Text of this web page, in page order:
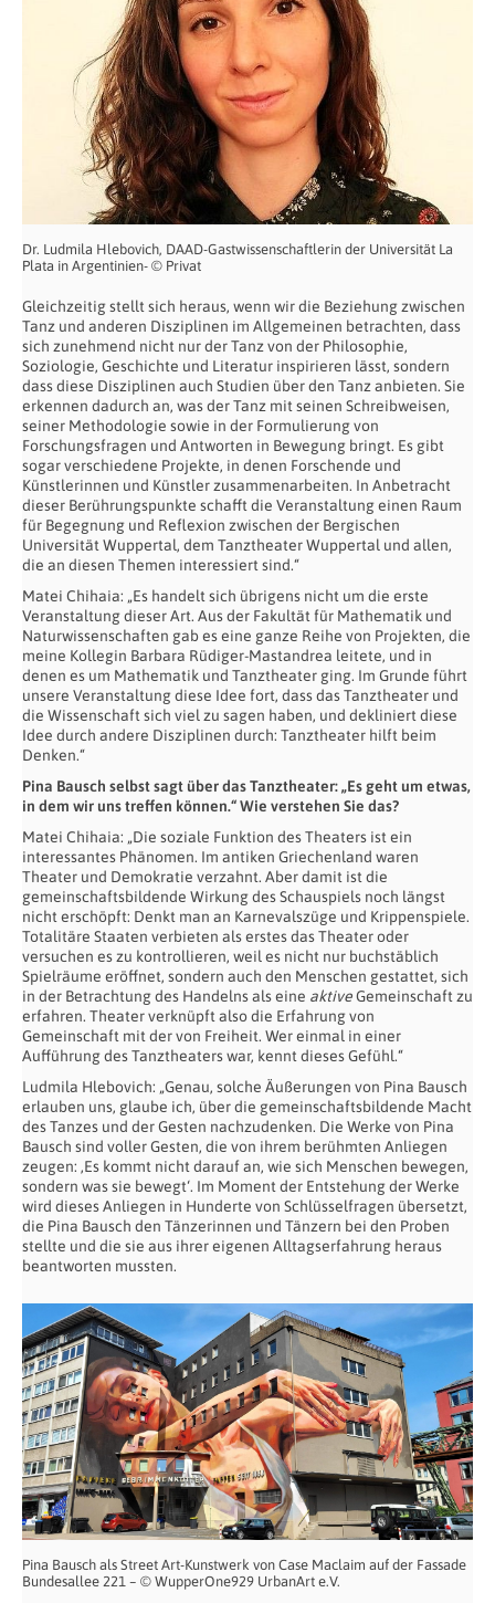
Dr. Ludmila Hlebovich, DAAD-Gastwissenschaftlerin der Universität La
Plata in Argentinien- © Privat
Gleichzeitig stellt sich heraus, wenn wir die Beziehung zwischen
Tanz und anderen Disziplinen im Allgemeinen betrachten, dass
sich zunehmend nicht nur der Tanz von der Philosophie,
Soziologie, Geschichte und Literatur inspirieren lässt, sondern
dass diese Disziplinen auch Studien über den Tanz anbieten. Sie
erkennen dadurch an, was der Tanz mit seinen Schreibweisen,
seiner Methodologie sowie in der Formulierung von
Forschungsfragen und Antworten in Bewegung bringt. Es gibt
sogar verschiedene Projekte, in denen Forschende und
Künstlerinnen und Künstler zusammenarbeiten. In Anbetracht
dieser Berührungspunkte schafft die Veranstaltung einen Raum
für Begegnung und Reflexion zwischen der Bergischen
Universität Wuppertal, dem Tanztheater Wuppertal und allen,
die an diesen Themen interessiert sind.“
Matei Chihaia: „Es handelt sich übrigens nicht um die erste
Veranstaltung dieser Art. Aus der Fakultät für Mathematik und
Naturwissenschaften gab es eine ganze Reihe von Projekten, die
meine Kollegin Barbara Rüdiger-Mastandrea leitete, und in
denen es um Mathematik und Tanztheater ging. Im Grunde führt
unsere Veranstaltung diese Idee fort, dass das Tanztheater und
die Wissenschaft sich viel zu sagen haben, und dekliniert diese
Idee durch andere Disziplinen durch: Tanztheater hilft beim
Denken.“
Pina Bausch selbst sagt über das Tanztheater: „Es geht um etwas,
in dem wir uns treffen können.“ Wie verstehen Sie das?
Matei Chihaia: „Die soziale Funktion des Theaters ist ein
interessantes Phänomen. Im antiken Griechenland waren
Theater und Demokratie verzahnt. Aber damit ist die
gemeinschaftsbildende Wirkung des Schauspiels noch längst
nicht erschöpft: Denkt man an Karnevalszüge und Krippenspiele.
Totalitäre Staaten verbieten als erstes das Theater oder
versuchen es zu kontrollieren, weil es nicht nur buchstäblich
Spielräume eröffnet, sondern auch den Menschen gestattet, sich
in der Betrachtung des Handelns als eine aktiveGemeinschaft zu
erfahren. Theater verknüpft also die Erfahrung von
Gemeinschaft mit der von Freiheit. Wer einmal in einer
Aufführung des Tanztheaters war, kennt dieses Gefühl.“
Ludmila Hlebovich: „Genau, solche Äußerungen von Pina Bausch
erlauben uns, glaube ich, über die gemeinschaftsbildende Macht
des Tanzes und der Gesten nachzudenken. Die Werke von Pina
Bausch sind voller Gesten, die von ihrem berühmten Anliegen
zeugen: ‚Es kommt nicht darauf an, wie sich Menschen bewegen,
sondern was sie bewegt‘. Im Moment der Entstehung der Werke
wird dieses Anliegen in Hunderte von Schlüsselfragen übersetzt,
die Pina Bausch den Tänzerinnen und Tänzern bei den Proben
stellte und die sie aus ihrer eigenen Alltagserfahrung heraus
beantworten mussten.
Pina Bausch als Street Art-Kunstwerk von Case Maclaim auf der Fassade
Bundesallee 221 – © WupperOne929 UrbanArt e.V.